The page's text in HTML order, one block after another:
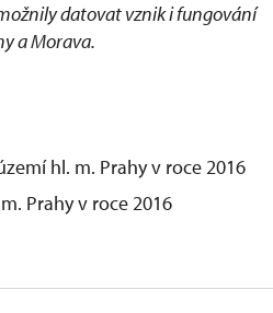
datovat vznik i fungování
a Morava.
hl. m. Prahy v roce 2016
Prahy v roce 2016